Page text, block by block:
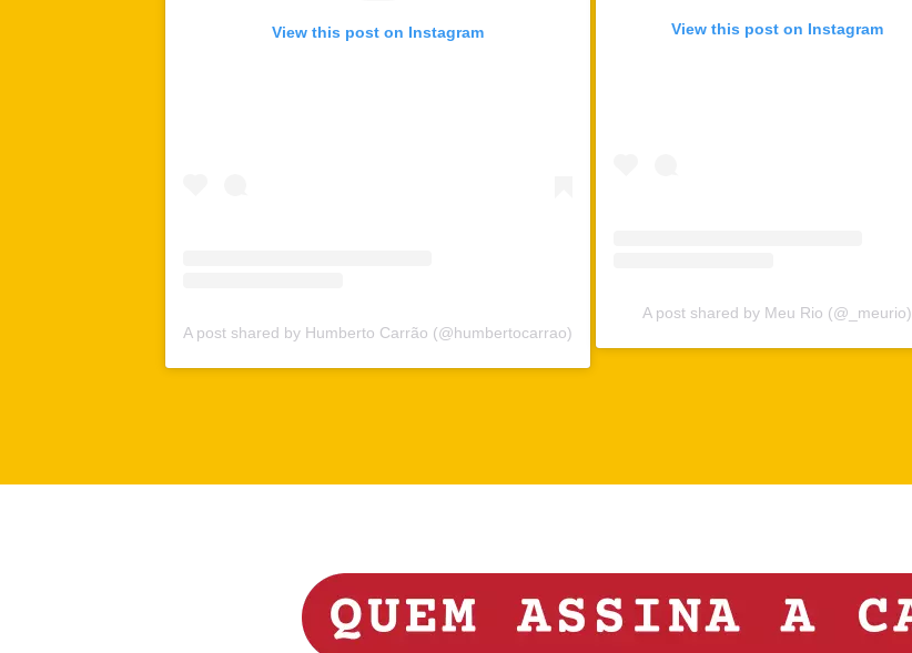
View this post on Instagram
A post shared by Humberto Carrão (@humbertocarrao)
View this post on Instagram
A post shared by Meu Rio (@_meurio)